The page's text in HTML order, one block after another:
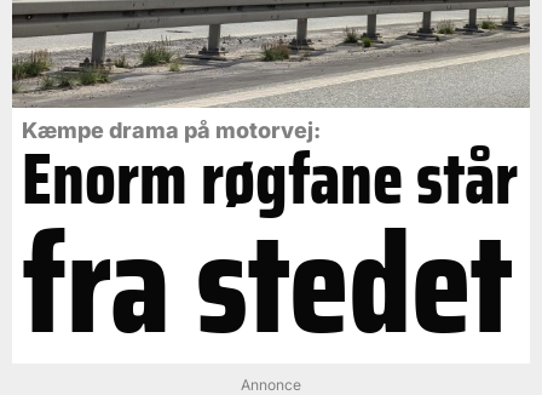
Kæmpe drama på motorvej:
Enorm røgfane står
fra stedet
Annonce